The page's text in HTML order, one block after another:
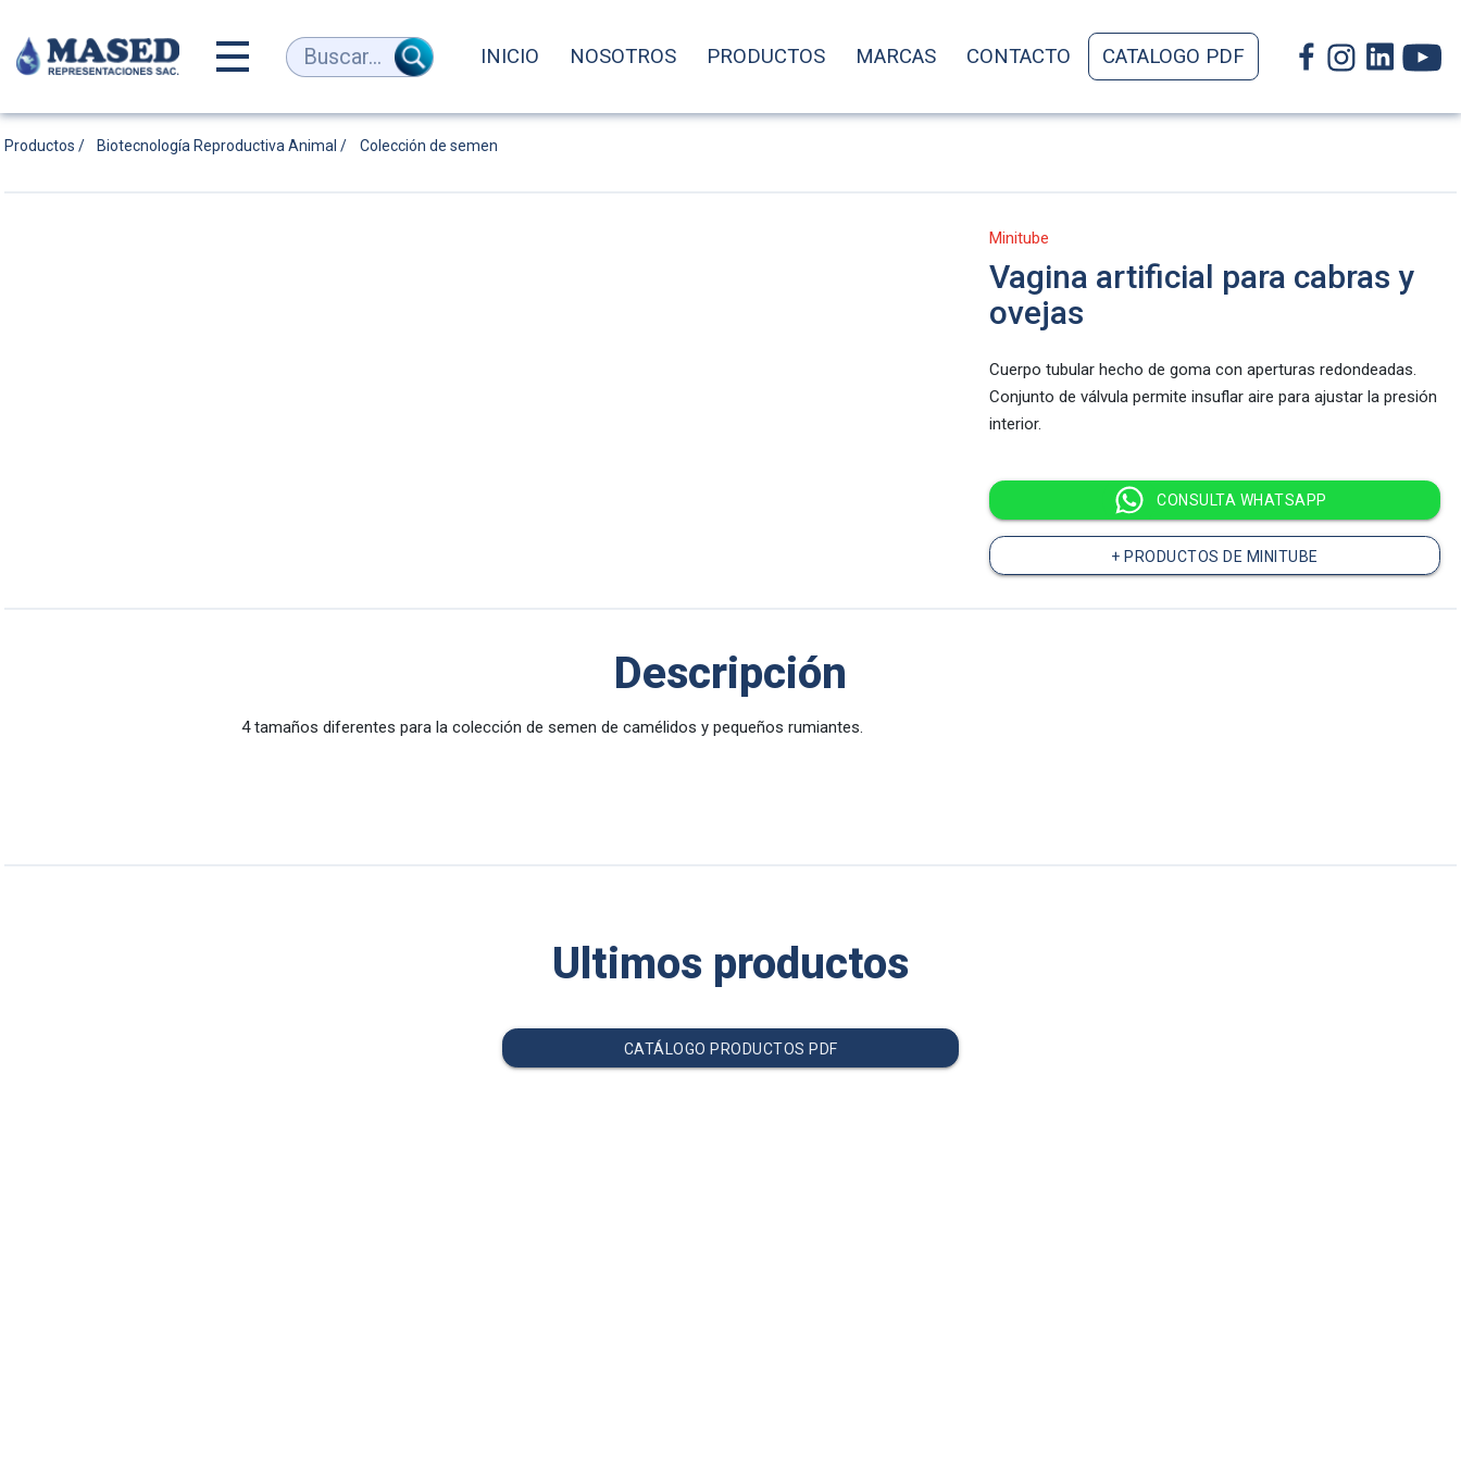
Vagina
artificial
Buscar... INICIO NOSOTROS PRODUCTOS MARCAS CONTACTO CATALOGO PDF
Productos / Biotecnología Reproductiva Animal / Colección de semen
Minitube
Vagina artificial para cabras y
ovejas
Cuerpo tubular hecho de goma con aperturas redondeadas.
Conjunto de válvula permite insuflar aire para ajustar la presión
interior.
CONSULTA WHATSAPP
+ PRODUCTOS DE MINITUBE
Descripción
4 tamaños diferentes para la colección de semen de camélidos y pequeños rumiantes.
Ultimos productos
CATÁLOGO PRODUCTOS PDF